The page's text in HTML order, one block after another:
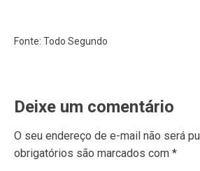
Fonte: Todo Segundo
Deixe um comentário
O seu endereço de e-mail não será
obrigatórios são marcados com *